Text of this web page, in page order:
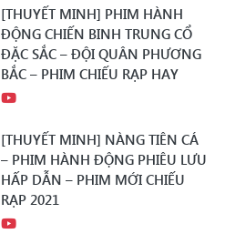
[THUYẾT MINH] PHIM HÀNH
ĐỘNG CHIẾN BINH TRUNG CỔ
ĐẶC SẮC – ĐỘI QUÂN PHƯƠNG
BẮC – PHIM CHIẾU RẠP HAY
[THUYẾT MINH] NÀNG TIÊN CÁ
– PHIM HÀNH ĐỘNG PHIÊU LƯU
HẤP DẪN – PHIM MỚI CHIẾU
RẠP 2021